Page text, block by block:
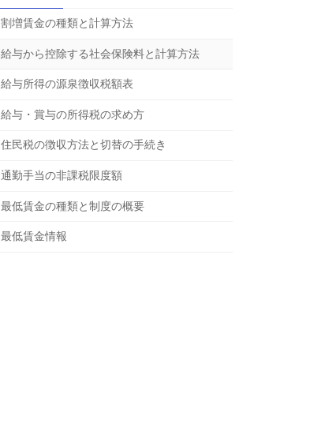
割増賃金の種類と計算方法
給与から控除する社会保険料と計算方法
給与所得の源泉徴収税額表
給与・賞与の所得税の求め方
住民税の徴収方法と切替の手続き
通勤手当の非課税限度額
最低賃金の種類と制度の概要
最低賃金情報